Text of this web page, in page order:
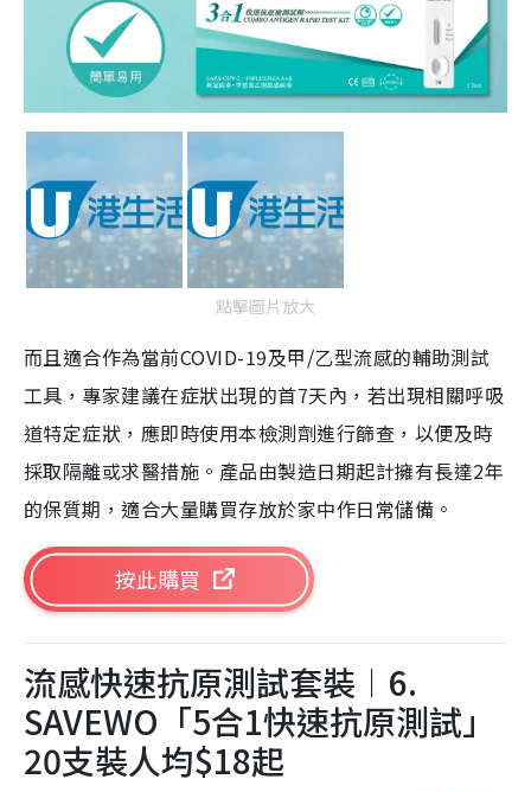
點擊圖片放大
而且適合作為當前COVID-19及甲/乙型流感的輔助測試
工具，專家建議在症狀出現的首7天內，若出現相關呼吸
道特定症狀，應即時使用本檢測劑進行篩查，以便及時
採取隔離或求醫措施。產品由製造日期起計擁有長達2年
的保質期，適合大量購買存放於家中作日常儲備。
按此購買
流感快速抗原測試套裝︱6.
SAVEWO「5合1快速抗原測試」
20支裝人均$18起